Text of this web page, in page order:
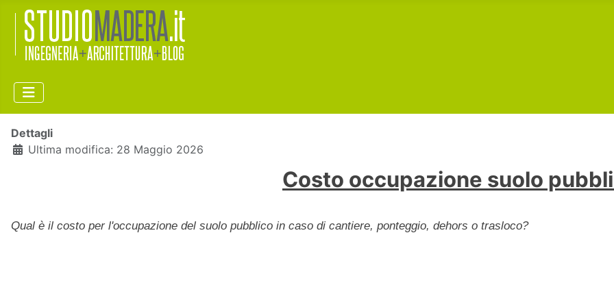
Dettagli
Ultima modifica: 28 Maggio 2026
Costo occupazione suolo
Qual è il costo per l'occupazione del suolo pubblico in caso di cantiere, ponteggio, dehors o trasloco?